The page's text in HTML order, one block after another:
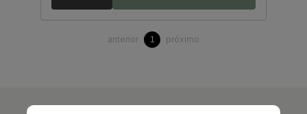
anterior 1 próximo